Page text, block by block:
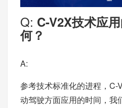
Q: C-V2X技术应
何？
A:
参考技术标准化的进程，C-
动驾驶方面应用的时间，我